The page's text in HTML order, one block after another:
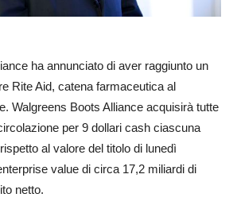
ha annunciato di aver raggiunto un
Rite Aid, catena farmaceutica al
Walgreens Boots Alliance acquisirà tutte
per 9 dollari cash ciascuna
al valore del titolo di lunedì
value di circa 17,2 miliardi di
netto.